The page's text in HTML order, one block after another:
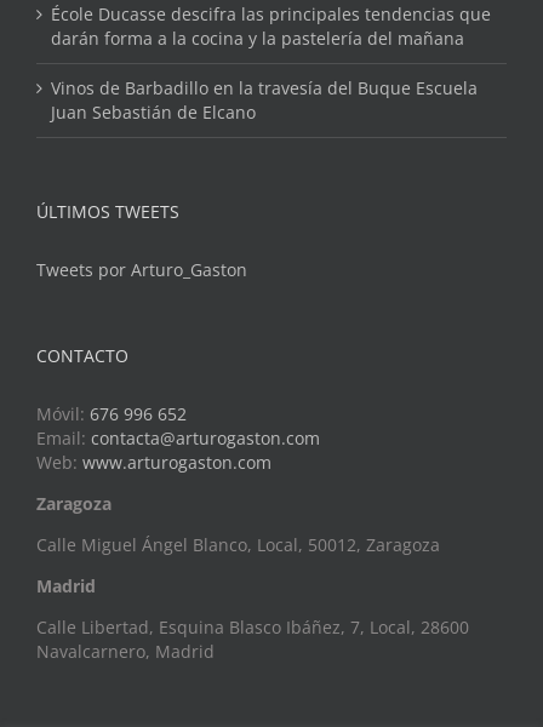
École Ducasse descifra las principales tendencias que
darán forma a la cocina y la pastelería del mañana
Vinos de Barbadillo en la travesía del Buque Escuela
Juan Sebastián de Elcano
ÚLTIMOS TWEETS
Tweets por Arturo_Gaston
CONTACTO
Móvil: 676 996 652
Email: contacta@arturogaston.com
Web: www.arturogaston.com
Zaragoza
Calle Miguel Ángel Blanco, Local, 50012, Zaragoza
Madrid
Calle Libertad, Esquina Blasco Ibáñez, 7, Local, 28600
Navalcarnero, Madrid